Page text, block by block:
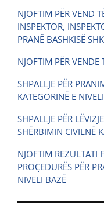
NJOFTIM PËR VEND
INSPEKTOR,
PRANË BASHKISË
NJOFTIM PËR VENDE
SHPALLJE PËR
KATEGORINË E
SHPALLJE PËR
SHËRBIMIN CIVILNË
NJOFTIM REZULTATI
PROÇEDURËS PËR
NIVELI BAZË